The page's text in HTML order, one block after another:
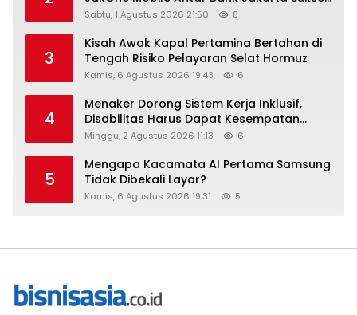
Raih Digital Excellence Awards 2026
Sabtu, 1 Agustus 2026 21:50 8
3
Kisah Awak Kapal Pertamina Bertahan di
Tengah Risiko Pelayaran Selat Hormuz
Kamis, 6 Agustus 2026 19:43 6
4
Menaker Dorong Sistem Kerja Inklusif,
Disabilitas Harus Dapat Kesempatan
Setara
Minggu, 2 Agustus 2026 11:13 6
5
Mengapa Kacamata AI Pertama Samsung
Tidak Dibekali Layar?
Kamis, 6 Agustus 2026 19:31 5